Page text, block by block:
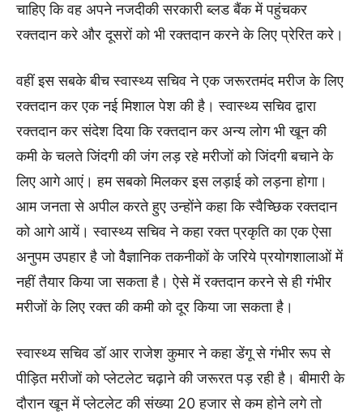
चाहिए कि वह अपने नजदीकी सरकारी ब्लड बैंक में पहुंचकर
रक्तदान करे और दूसरों को भी रक्तदान करने के लिए प्रेरित करे।
वहीं इस सबके बीच स्वास्थ्य सचिव ने एक जरूरतमंद मरीज के लिए
रक्तदान कर एक नई मिशाल पेश की है। स्वास्थ्य सचिव द्वारा
रक्तदान कर संदेश दिया कि रक्तदान कर अन्य लोग भी खून की
कमी के चलते जिंदगी की जंग लड़ रहे मरीजों को जिंदगी बचाने के
लिए आगे आएं। हम सबको मिलकर इस लड़ाई को लड़ना होगा।
आम जनता से अपील करते हुए उन्होंने कहा कि स्वैच्छिक रक्तदान
को आगे आयें। स्वास्थ्य सचिव ने कहा रक्त प्रकृति का एक ऐसा
अनुपम उपहार है जो वैैज्ञानिक तकनीकों के जरिये प्रयोगशालाओं में
नहीं तैयार किया जा सकता है। ऐसे में रक्तदान करने से ही गंभीर
मरीजों के लिए रक्त की कमी को दूर किया जा सकता है।
स्वास्थ्य सचिव डॉ आर राजेश कुमार ने कहा डेंगू से गंभीर रूप से
पीड़ित मरीजों को प्लेटलेट चढ़ाने की जरूरत पड़ रही है। बीमारी के
दौरान खून में प्लेटलेट की संख्या 20 हजार से कम होने लगे तो